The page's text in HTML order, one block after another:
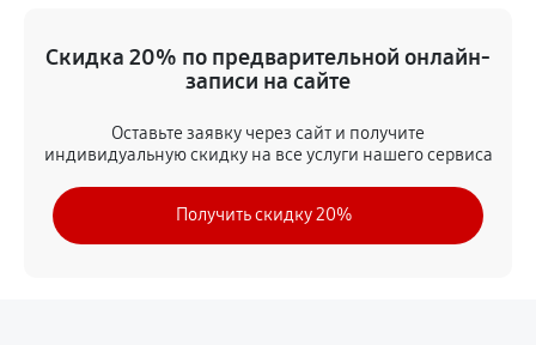
1950 руб 60 минут
Ремонт встроенного дальнометра
650 руб 60 минут
Устранение вертикально-горизонтальных полос в
Скидка 20% по предварительной онлайн-
записи на сайте
Оставьте заявку через сайт и получите
индивидуальную скидку на все услуги нашего сервиса
Получить скидку 20%